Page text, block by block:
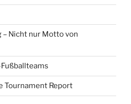
– Nicht nur Motto von
Tournament Report